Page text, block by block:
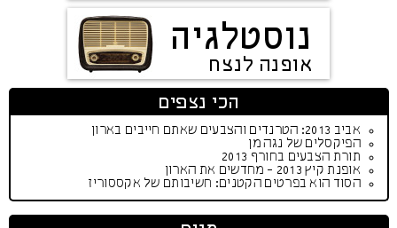
נוסטלגיה
אופנה לנצח
הכי נצפים
אביב 2013: הטרנדים והצבעים שאתם חייבים בארון
הפיקסלים של נגה מן
תורת הצבעים בחורף 2013
אופנת קיץ 2013 - מחדשים את הארון
הסוד הוא בפרטים הקטנים: חשיבותם של אקססוריז